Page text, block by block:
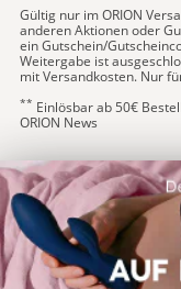
Gültig nur im ORION
anderen Aktionen oder
ein Gutschein/
Weitergabe ist
mit Versandkosten. Nur
** Einlösbar ab 50€
ORION News